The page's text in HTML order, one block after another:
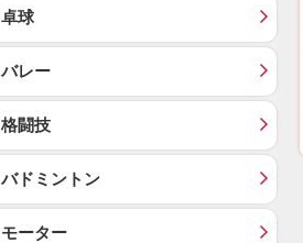
卓球
バレー
格闘技
バドミントン
モーター